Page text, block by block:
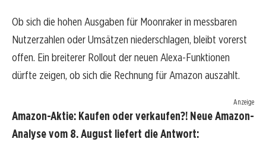
Ob sich die hohen Ausgaben für Moonraker in messbaren
Nutzerzahlen oder Umsätzen niederschlagen, bleibt vorerst
offen. Ein breiterer Rollout der neuen Alexa-Funktionen
dürfte zeigen, ob sich die Rechnung für Amazon auszahlt.
Anzeige
Amazon-Aktie: Kaufen oder verkaufen?! Neue Amazon-
Analyse vom 8. August liefert die Antwort: